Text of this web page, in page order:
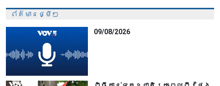
ព័ត៌មានថ្មីៗ
09/08/2026